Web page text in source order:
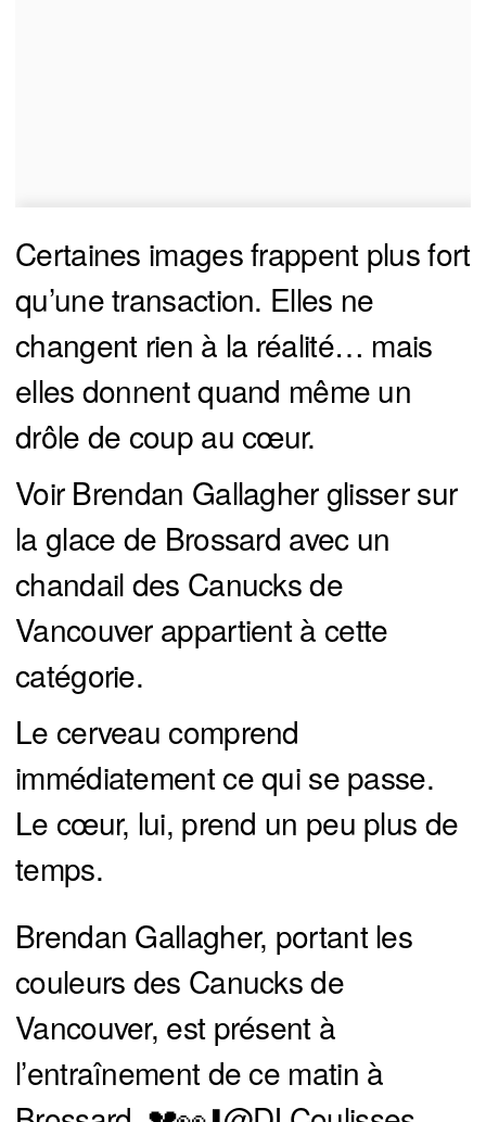
Certaines images frappent plus fort
qu’une transaction. Elles ne
changent rien à la réalité… mais
elles donnent quand même un
drôle de coup au cœur.
Voir Brendan Gallagher glisser sur
la glace de Brossard avec un
chandail des Canucks de
Vancouver appartient à cette
catégorie.
Le cerveau comprend
immédiatement ce qui se passe.
Le cœur, lui, prend un peu plus de
temps.
Brendan Gallagher, portant les
couleurs des Canucks de
Vancouver, est présent à
l’entraînement de ce matin à